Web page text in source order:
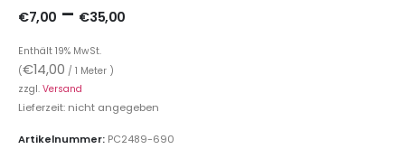
€7,00 – €35,00
Enthält 19% MwSt.
(€14,00 / 1 Meter )
zzgl. Versand
Lieferzeit: nicht angegeben
Artikelnummer: PC2489-690